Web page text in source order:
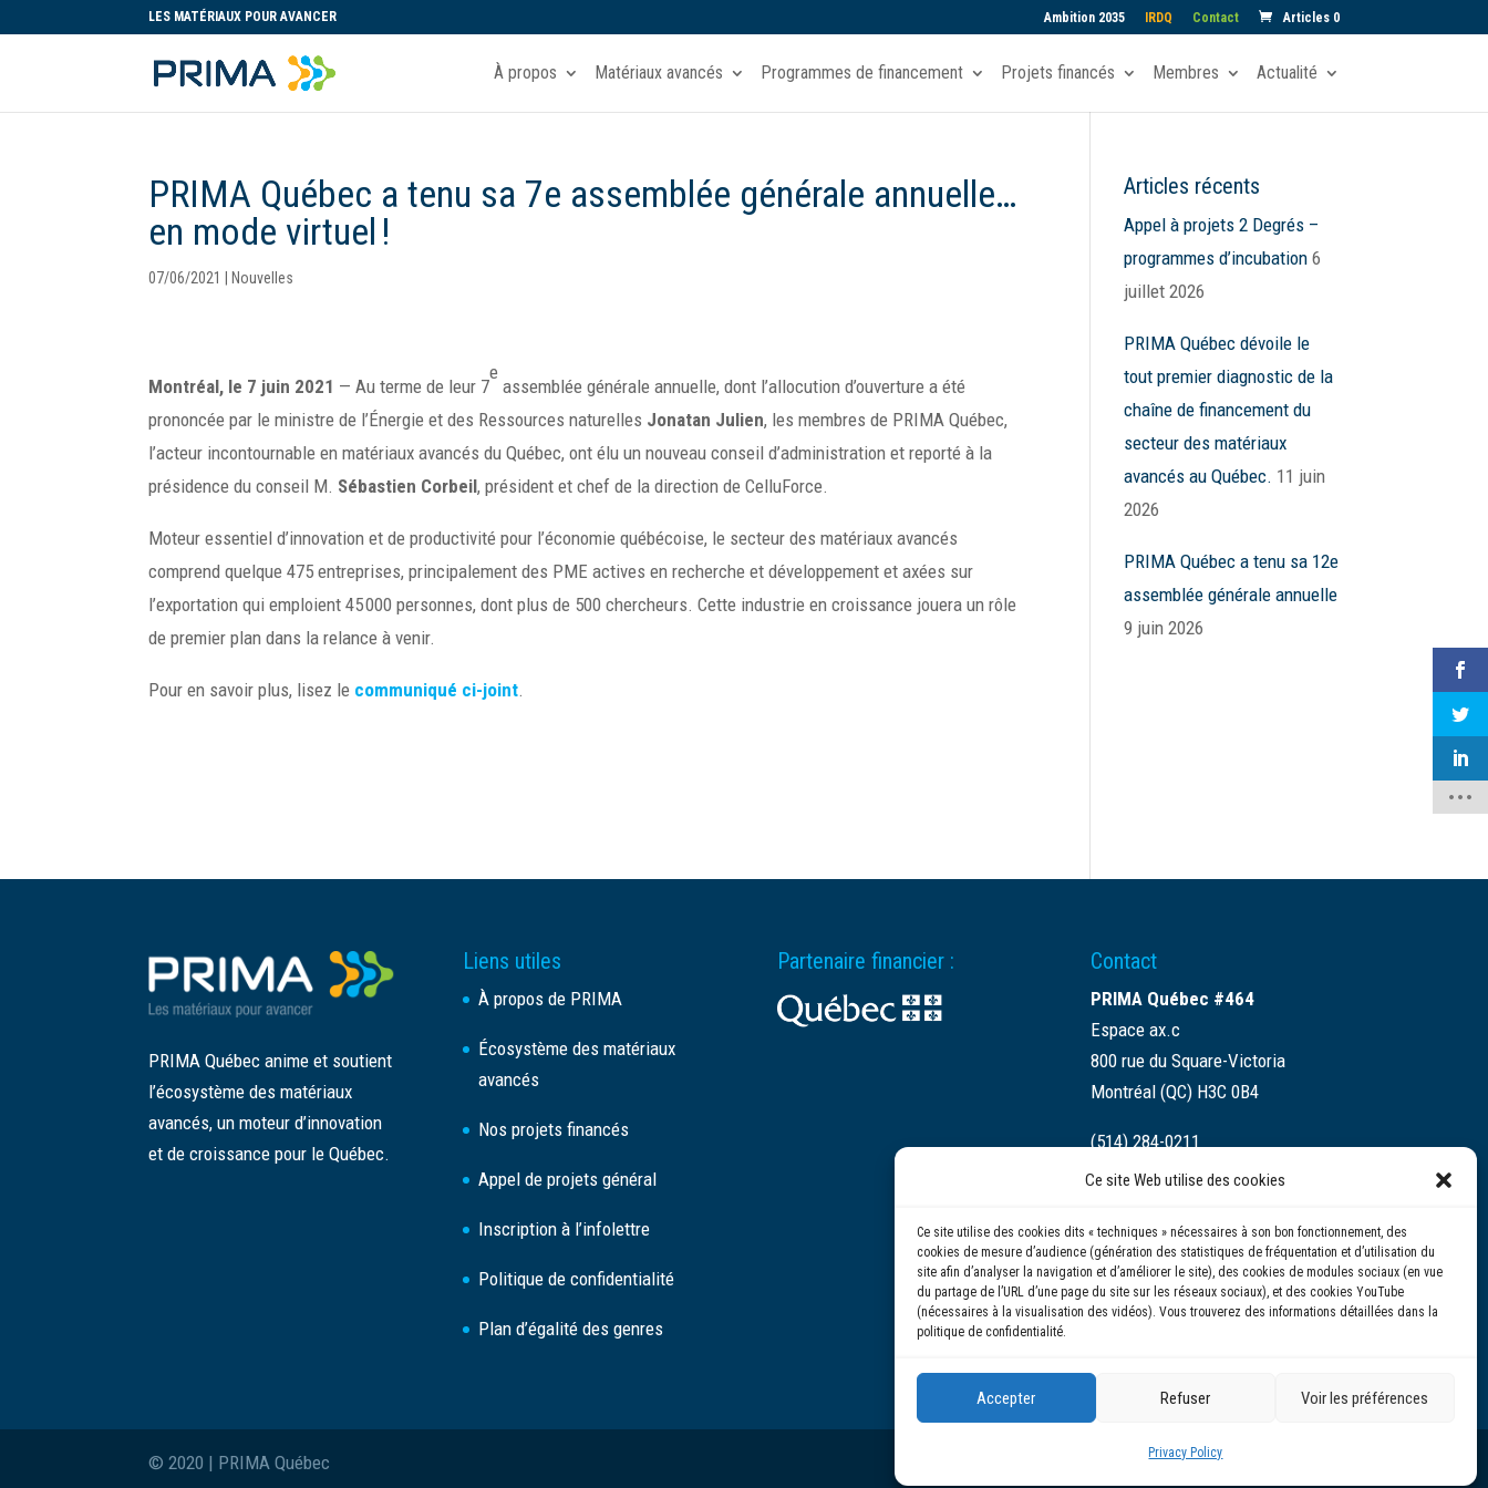
Ce site Web utilise des cookies
Ce site utilise des cookies dits « techniques » nécessaires à son bon fonctionnement, des
cookies de mesure d’audience (génération des statistiques de fréquentation et d’utilisation du
site afin d’analyser la navigation et d’améliorer le site), des cookies de modules sociaux (en vue
du partage de l’URL d’une page du site sur les réseaux sociaux), et des cookies YouTube
(nécessaires à la visualisation des vidéos). Vous trouverez des informations détaillées dans la
politique de confidentialité.
Accepter Refuser Voir les préférences
Privacy Policy
LES MATÉRIAUX POUR AVANCER Ambition 2035 IRDQ Contact Articles 0
À propos Matériaux avancés Programmes de financement Projets financés Membres Actualité
PRIMA Québec a tenu sa 7e assemblée générale annuelle…
en mode virtuel !
07/06/2021 Nouvelles
Montréal, le 7 juin 2021 — Au terme de leur 7
e
assemblée générale annuelle, dont l’allocution d’ouverture a été
prononcée par le ministre de l’Énergie et des Ressources naturelles Jonatan Julien, les membres de PRIMA Québec,
l’acteur incontournable en matériaux avancés du Québec, ont élu un nouveau conseil d’administration et reporté à la
présidence du conseil M. Sébastien Corbeil, président et chef de la direction de CelluForce.
Moteur essentiel d’innovation et de productivité pour l’économie québécoise, le secteur des matériaux avancés
comprend quelque 475 entreprises, principalement des PME actives en recherche et développement et axées sur
l’exportation qui emploient 45 000 personnes, dont plus de 500 chercheurs. Cette industrie en croissance jouera un rôle
de premier plan dans la relance à venir.
Pour en savoir plus, lisez le communiqué ci-joint.
Articles récents
Appel à projets 2 Degrés –
programmes d’incubation 6
juillet 2026
PRIMA Québec dévoile le
tout premier diagnostic de la
chaîne de financement du
secteur des matériaux
avancés au Québec. 11 juin
2026
PRIMA Québec a tenu sa 12e
assemblée générale annuelle
9 juin 2026
PRIMA Québec anime et soutient
l’écosystème des matériaux
avancés, un moteur d’innovation
et de croissance pour le Québec.
Liens utiles
À propos de PRIMA
Écosystème des matériaux
avancés
Nos projets financés
Appel de projets général
Inscription à l’infolettre
Politique de confidentialité
Plan d’égalité des genres
Partenaire financier : Contact
PRIMA Québec #464
Espace ax.c
800 rue du Square-Victoria
Montréal (QC) H3C 0B4
(514) 284-0211
info@prima.ca
© 2020 | PRIMA Québec